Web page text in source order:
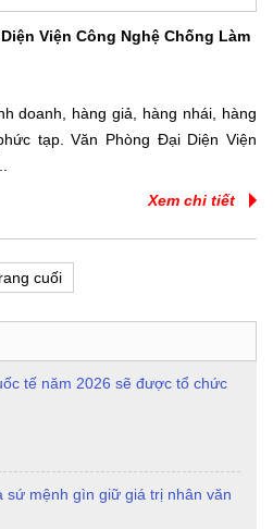
Viện Công Nghệ Chống Làm
doanh, hàng giả, hàng nhái, hàng
tạp. Văn Phòng Đại Diện Viện
Xem chi tiết
cuối
tế năm 2026 sẽ được tổ chức
sứ mệnh gìn giữ giá trị nhân văn